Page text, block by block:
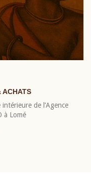
ACHATS
de l’Agence
à Lomé